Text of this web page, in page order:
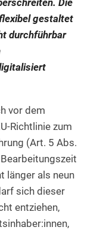
Die
gestaltet
durchführbar
vor dem
Richtlinie zum
(Art. 5 Abs.
länger als neun
sich dieser
entziehen,